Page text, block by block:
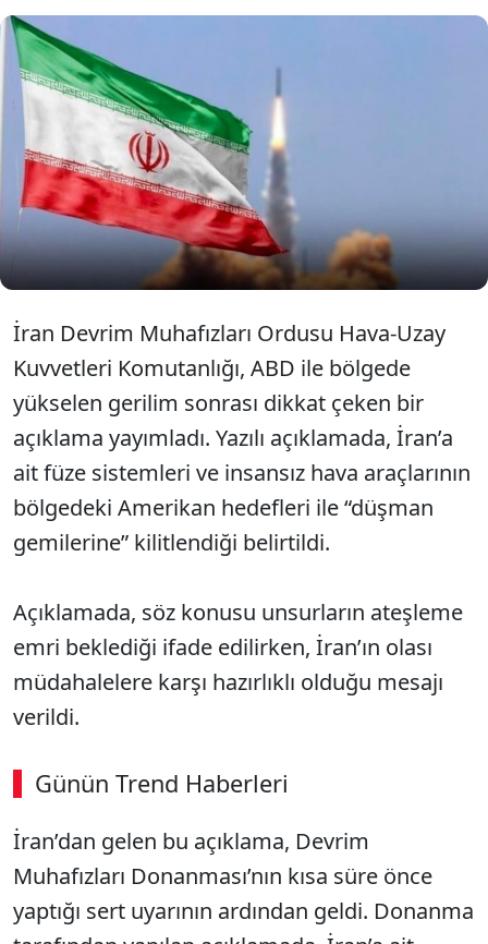
İran Devrim Muhafızları Ordusu Hava-Uzay
Kuvvetleri Komutanlığı, füze ve insansız hava
araçlarının bölgedeki Amerikan hedefleri ile
düşman gemilerine kilitlenerek ateşleme emri
beklediğini bildirdi. Öte yandan İran Deniz
Kuvvetleri, İran’a ait petrol tankerleri ve ticari
gemilere yönelik olası müdahalelerin ABD üsleri ile
savaş gemilerine yönelik saldırılarla karşılık
bulacağını açıkladı
İran Devrim Muhafızları Ordusu Hava-Uzay
Kuvvetleri Komutanlığı, ABD ile bölgede
yükselen gerilim sonrası dikkat çeken bir
açıklama yayımladı. Yazılı açıklamada, İran’a
ait füze sistemleri ve insansız hava araçlarının
bölgedeki Amerikan hedefleri ile “düşman
gemilerine” kilitlendiği belirtildi.
Açıklamada, söz konusu unsurların ateşleme
emri beklediği ifade edilirken, İran’ın olası
müdahalelere karşı hazırlıklı olduğu mesajı
verildi.
Günün Trend Haberleri
İran’dan gelen bu açıklama, Devrim
Muhafızları Donanması’nın kısa süre önce
yaptığı sert uyarının ardından geldi. Donanma